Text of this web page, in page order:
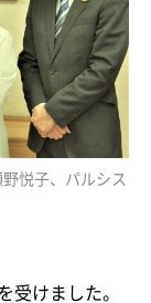
悦子、パルシス
受けました。